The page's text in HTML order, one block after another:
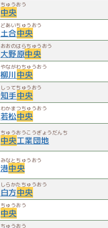
ちゅうおう
中央
どあいちゅうおう
土合中央
おおのはらちゅうおう
大野原中央
やながわちゅうおう
柳川中央
しってちゅうおう
知手中央
わかまつちゅうおう
若松中央
ちゅうおうこうぎょうだんち
中央工業団地
みなとちゅうおう
港中央
しらかたちゅうおう
白方中央
ちゅうおう
中央
ちゅうおう